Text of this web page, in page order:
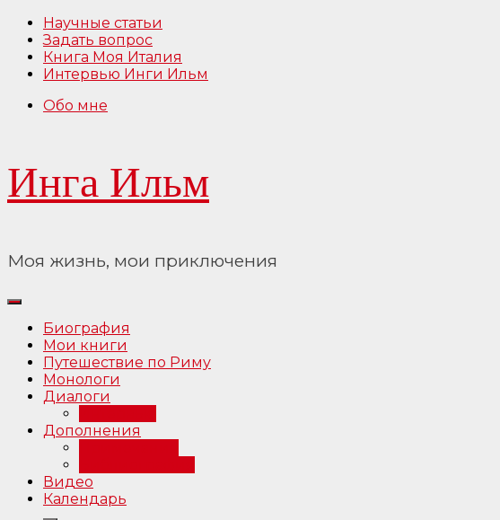
Перейти
содержимому
Научные статьи
Задать вопрос
Книга Моя Италия
Интервью Инги Ильм
Обо мне
Инга Ильм
Моя жизнь, мои приключения
Биография
Мои книги
Путешествие по Риму
Монологи
Диалоги
Дополнения
Видео
Календарь